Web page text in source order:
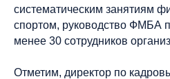
систематическим занятиям
спортом, руководство ФМБА
менее 30 сотрудников
Отметим, директор по